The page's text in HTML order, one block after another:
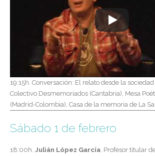
19:15h. Conversación: El relato desde la
Colectivo Desmemoriados (Cantabria), Mesa
(Madrid-Colombia), Casa de la memoria de La
Sábado 1 de febrero
18:00h. Julián López García Profesor titular